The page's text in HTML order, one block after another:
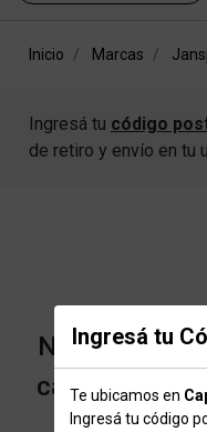
Ingresá tu
Te ubicamos en
Ingresá tu código
Inicio Marcas
Ingresá tu código
de retiro y envío en tu
No
categoría